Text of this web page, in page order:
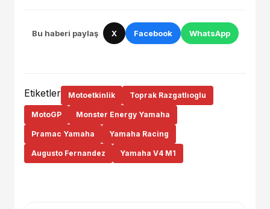
Bu haberi paylaş X Facebook WhatsApp
Etiketler Motoetkinlik Toprak Razgatlıoglu
MotoGP Monster Energy Yamaha
Pramac Yamaha Yamaha Racing
Augusto Fernandez Yamaha V4 M1